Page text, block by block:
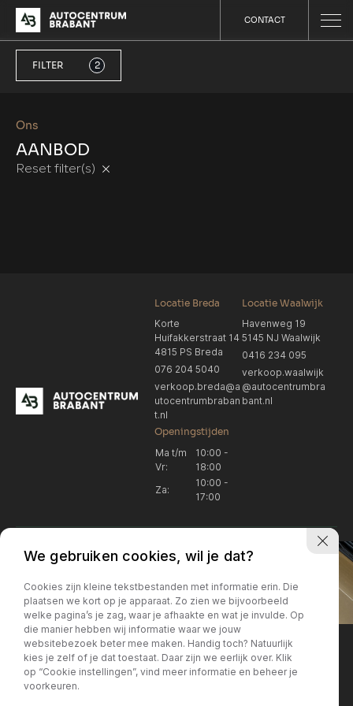
CONTACT
Ons
AANBOD
Reset filter(s)
FILTER 2
Locatie Breda
Korte
Huifakkerstraat 14
4815 PS Breda
076 204 5040
verkoop.breda@a
utocentrumbraban
t.nl
Locatie Waalwijk
Havenweg 19
5145 NJ Waalwijk
0416 234 095
verkoop.waalwijk
@autocentrumbra
bant.nl
Openingstijden
Ma t/m
Vr:
10:00 -
18:00
Za:
10:00 -
17:00
Locatie Breda
076 204 5040
Locatie Breda
verkoop.breda@autocentrum
brabant.nl
Locatie Breda
Korte Huifakkerstraat 14
4815 PS Breda
Locatie Breda
+31 076 204 5040
We gebruiken cookies, wil je dat?
Cookies zijn kleine tekstbestanden met informatie erin. Die
plaatsen we kort op je apparaat. Zo zien we bijvoorbeeld
welke pagina’s je zag, waar je afhaakte en wat je invulde. Op
die manier hebben wij informatie waar we jouw
websitebezoek beter mee maken. Handig toch? Natuurlijk
kies je zelf of je dat toestaat. Daar zijn we eerlijk over. Klik
op “Cookie instellingen”, vind meer informatie en beheer je
voorkeuren.